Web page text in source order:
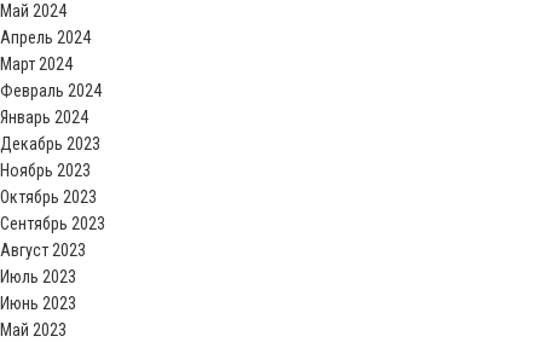
Май 2024
Апрель 2024
Март 2024
Февраль 2024
Январь 2024
Декабрь 2023
Ноябрь 2023
Октябрь 2023
Сентябрь 2023
Август 2023
Июль 2023
Июнь 2023
Май 2023